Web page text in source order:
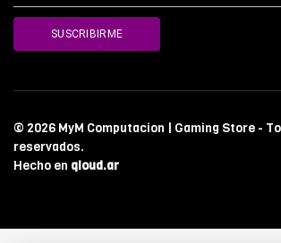
© 2026 MyM Computacion | Gaming Store -
reservados.
Hecho en qloud.ar